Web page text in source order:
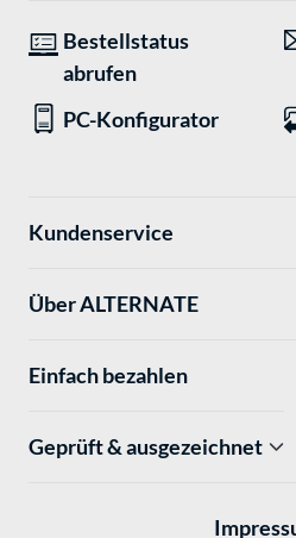
Bestellstatus
abrufen
PC-Konfigurator
Kundenservice
Über ALTERNATE
Einfach bezahlen
Geprüft & ausgezeichnet